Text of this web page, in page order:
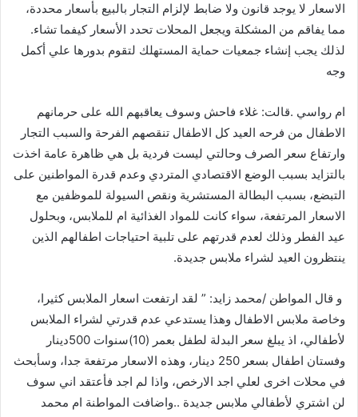
الاسعار لا يوجد قانون ولا ضابط لإلزام التجار بالبيع بأسعار محددة،
مما يفاقم من المشكلة ويجعل المحلات تحدد الأسعار كيفما تشاء.
لذلك يجب إنشاء جمعيات حماية المستهلك لتقوم بدورها علي أكمل
وجه
ام رواسي .قالت: غلاء فاحش وسوف يعاقبهم الله على حرمانهم
الاطفال من فرحه العيد كل الاطفال تنقصهم الفرحة والسبب التجار
وارتفاع سعر الصرف وحالتي ليست فردية بل هي ظاهرة عامة اخذت
بالتزايد بسبب الوضع الاقتصادي المتردي وعدم قدرة المواطنين على
التبضع، بسبب البطالة المستشرية ونقص السيولة للموظفين مع
الاسعار المرتفعة، سواء كانت للمواد الغذائية ام للملابس، وبحلول
عيد الفطر وذلك لعدم قدرتهم على تلبية احتياجات اطفالهم الذين
ينتظرون العيد لشراء ملابس جديدة.
و قال المواطن /محمد زايد: ” لقد ارتفعت اسعار الملابس كثيرا،
وخاصة ملابس الاطفال وهذا يستدعي عدم قدرتي لشراء الملابس
لأطفالي، اذ يبلغ سعر البدلة لطفل بعمر (
10
)سنوات 500دينار
وفستان اطفال بسعر 250 دينار، وهذه الاسعار مرتفعة جدا، وسأبحث
في محلات اخرى لعلي اجد الارخص، واذا لم اجد فأعتقد اني سوف
لن اشتري لأطفالي ملابس جديدة ..واضافت المواطنة ام محمد